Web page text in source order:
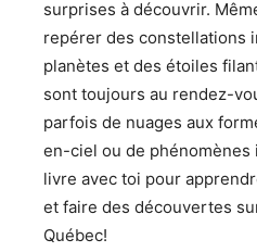
surprises à découvrir.
repérer des constellations
planètes et des étoiles
sont toujours au rendez-
parfois de nuages aux
en-ciel ou de
livre avec toi pour
et faire des découvertes
Québec!